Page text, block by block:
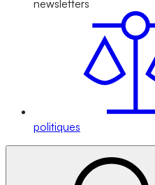
newsletters
politiques